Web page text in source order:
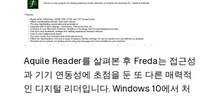
Aquile Reader를 살펴본 후 Freda는 접근성
과 기기 연동성에 초점을 둔 또 다른 매력적
인 디지털 리더입니다. Windows 10에서 처